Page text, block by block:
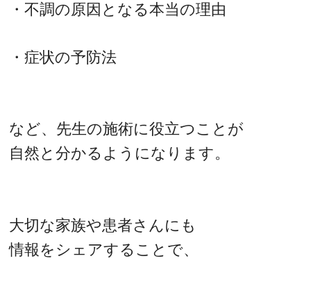
・不調の原因となる本当の理由
・症状の予防法
など、先生の施術に役立つことが
自然と分かるようになります。
大切な家族や患者さんにも
情報をシェアすることで、